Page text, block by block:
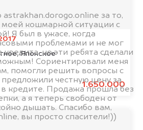
Японское
1.650.000
astrakhan.dorogo.online за то,
моей кошмарной ситуации с
Я был в ужасе, когда
проблемами и не мог
кредита, но эти ребята сделали
Сориентировали меня
помогли решить вопросы с
предложили честную цену за
кредите. Продажа прошла без
а я теперь свободен от
дышать. Спасибо вам,
вы просто спасители!))